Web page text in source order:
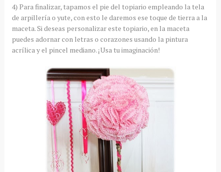
4) Para finalizar, tapamos el pie del topiario empleando la tela
de arpillería o yute, con esto le daremos ese toque de tierra a la
maceta. Si deseas personalizar este topiario, en la maceta
puedes adornar con letras o corazones usando la pintura
acrílica y el pincel mediano. ¡Usa tu imaginación!